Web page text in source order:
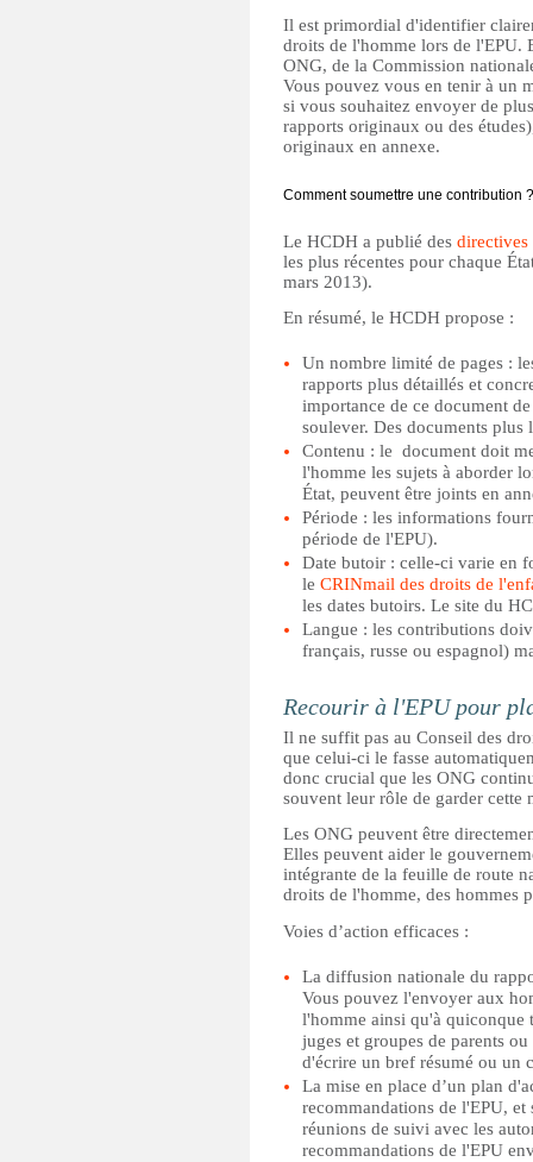
Il est primordial d'identifier
droits de l'homme lors de l'EPU.
ONG, de la Commission
Vous pouvez vous en tenir à un
si vous souhaitez envoyer de
rapports originaux ou des
originaux en annexe.
Comment soumettre une contribution ?
Le HCDH a publié des directives
les plus récentes pour chaque
mars 2013).
En résumé, le HCDH propose :
Un nombre limité de pages :
rapports plus détaillés et
importance de ce document
soulever. Des documents
Contenu : le document doit
l'homme les sujets à aborder
État, peuvent être joints en
Période : les informations
période de l'EPU).
Date butoir : celle-ci varie en
le CRINmail des droits de
les dates butoirs. Le site du
Langue : les contributions
français, russe ou espagnol)
Recourir à l'EPU pour
Il ne suffit pas au Conseil des
que celui-ci le fasse
donc crucial que les ONG
souvent leur rôle de garder cette
Les ONG peuvent être
Elles peuvent aider le
intégrante de la feuille de route
droits de l'homme, des hommes
Voies d’action efficaces :
La diffusion nationale du
Vous pouvez l'envoyer aux
l'homme ainsi qu'à quiconque
juges et groupes de parents
d'écrire un bref résumé ou un
La mise en place d’un plan
recommandations de l'EPU, et
réunions de suivi avec les
recommandations de l'EPU